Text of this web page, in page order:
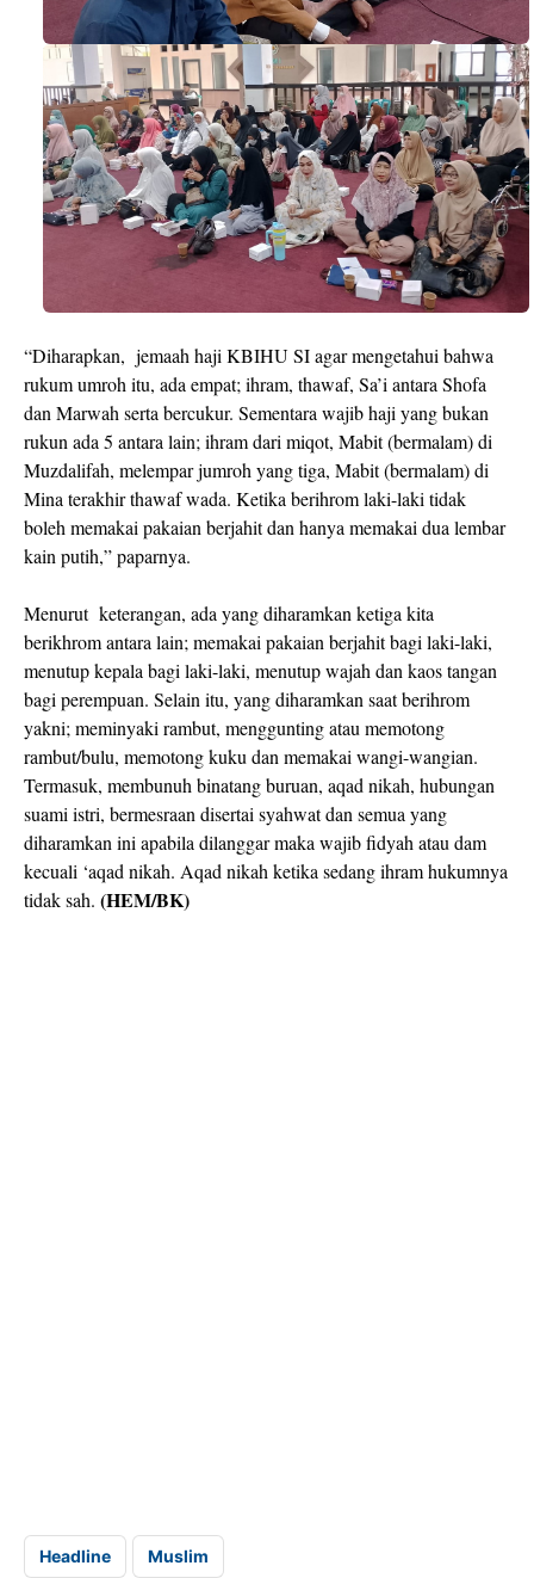
“Diharapkan, jemaah haji KBIHU SI agar mengetahui bahwa
rukum umroh itu, ada empat; ihram, thawaf, Sa’i antara Shofa
dan Marwah serta bercukur. Sementara wajib haji yang bukan
rukun ada 5 antara lain; ihram dari miqot, Mabit (bermalam) di
Muzdalifah, melempar jumroh yang tiga, Mabit (bermalam) di
Mina terakhir thawaf wada. Ketika berihrom laki-laki tidak
boleh memakai pakaian berjahit dan hanya memakai dua lembar
kain putih,” paparnya.
Menurut keterangan, ada yang diharamkan ketiga kita
berikhrom antara lain; memakai pakaian berjahit bagi laki-laki,
menutup kepala bagi laki-laki, menutup wajah dan kaos tangan
bagi perempuan. Selain itu, yang diharamkan saat berihrom
yakni; meminyaki rambut, menggunting atau memotong
rambut/bulu, memotong kuku dan memakai wangi-wangian.
Termasuk, membunuh binatang buruan, aqad nikah, hubungan
suami istri, bermesraan disertai syahwat dan semua yang
diharamkan ini apabila dilanggar maka wajib fidyah atau dam
kecuali ‘aqad nikah. Aqad nikah ketika sedang ihram hukumnya
tidak sah. (HEM/BK)
Headline Muslim